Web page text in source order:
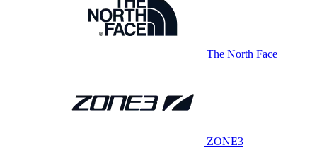
The North Face
ZONE3